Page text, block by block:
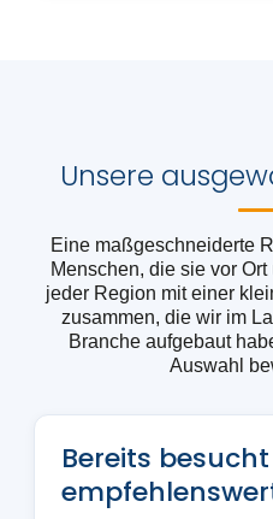
Unsere
Eine maßgeschneiderte
Menschen, die sie vor
jeder Region mit einer
zusammen, die wir im
Branche aufgebaut
Auswahl
Bereits